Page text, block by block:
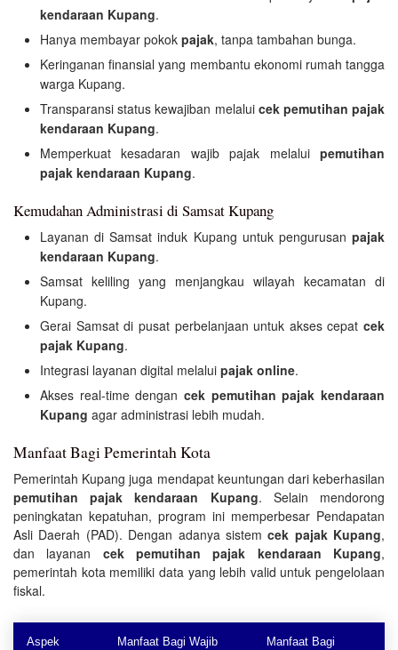
kendaraan Kupang.
Hanya membayar pokok pajak, tanpa tambahan bunga.
Keringanan finansial yang membantu ekonomi rumah tangga
warga Kupang.
Transparansi status kewajiban melalui cek pemutihan pajak
kendaraan Kupang.
Memperkuat kesadaran wajib pajak melalui pemutihan
pajak kendaraan Kupang.
Kemudahan Administrasi di Samsat Kupang
Layanan di Samsat induk Kupang untuk pengurusan pajak
kendaraan Kupang.
Samsat keliling yang menjangkau wilayah kecamatan di
Kupang.
Gerai Samsat di pusat perbelanjaan untuk akses cepat cek
pajak Kupang.
Integrasi layanan digital melalui pajak online.
Akses real-time dengan cek pemutihan pajak kendaraan
Kupang agar administrasi lebih mudah.
Manfaat Bagi Pemerintah Kota
Pemerintah Kupang juga mendapat keuntungan dari keberhasilan
pemutihan pajak kendaraan Kupang. Selain mendorong
peningkatan kepatuhan, program ini memperbesar Pendapatan
Asli Daerah (PAD). Dengan adanya sistemcek pajak Kupang,
dan layanan cek pemutihan pajak kendaraan Kupang,
pemerintah kota memiliki data yang lebih valid untuk pengelolaan
fiskal.
Aspek
Manfaat Bagi Wajib
Manfaat Bagi